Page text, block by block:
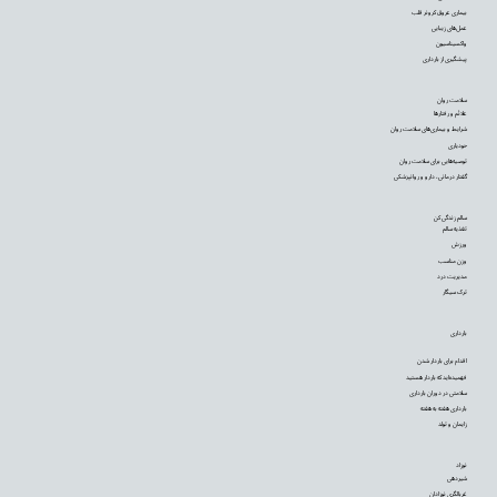
نوزاد
شیردهی
غربالگری نوزادان
بارداری
اقدام برای باردار شدن
فهمیده‌اید که باردار هستید
سلامتی در دوران بارداری
بارداری هفته به هفته
زایمان و تولد
سالم زندگی کن
تغذیه سالم
ورزش
وزن مناسب
مدیریت درد
ترک سیگار
سلامت روان
علائم و رفتارها
شرایط و بیماری‌های سلامت روان
خودیاری
توصیه‌‌هایی برای سلامت روان
گفتار درمانی، دارو و روانپزشکی
بیماری عروق کرونر قلب
عمل‌های زیبایی
واکسیناسیون
پیشگیری از بارداری